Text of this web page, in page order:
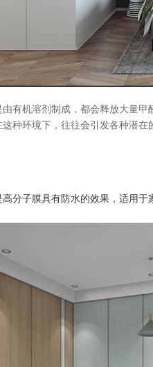
有机溶剂制成，都会释放大量
种环境下，往往会引发各种潜在
分子膜具有防水的效果，适用